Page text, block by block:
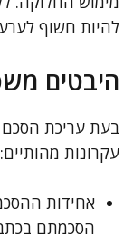
להיות חשוף
היבטים
בעת עריכת הסכם
עקרונות מהותיים:
אחידות
הסכמתם